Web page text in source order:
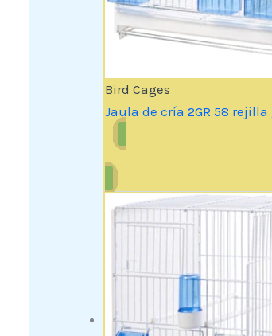
Bird Cages
Jaula de cría 2GR 58